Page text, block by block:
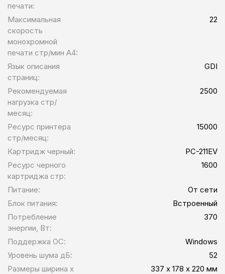
печати:
Максимальная
скорость
монохромной
печати стр/мин A4:
22
Язык описания
страниц:
GDI
Рекомендуемая
нагрузка стр/
месяц:
2500
Ресурс принтера
стр/месяц:
15000
Картридж черный:
PC-211EV
Ресурс черного
картриджа стр:
1600
Питание:
От сети
Блок питания:
Встроенный
Потребление
энергии, Вт:
370
Поддержка ОС:
Windows
Уровень шума дБ:
52
Размеры ширина x
337 х 178 х 220 мм